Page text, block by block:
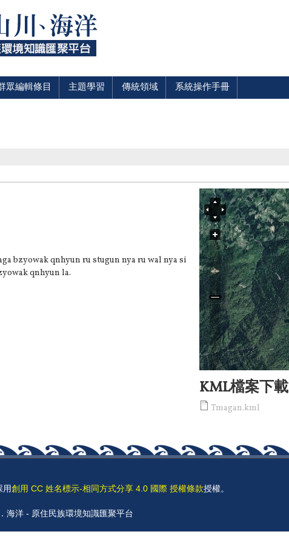
眾編輯條目 主題學習 傳統領域 系統操作手冊
bzyowak qnhyun ru stugun nya ru wal nya si
qnhyun la.
KML檔案下載
Tmagan.kml
用創用 CC 姓名標示-相同方式分享 4.0 國際 授權條款授權。
海洋 - 原住民族環境知識匯聚平台